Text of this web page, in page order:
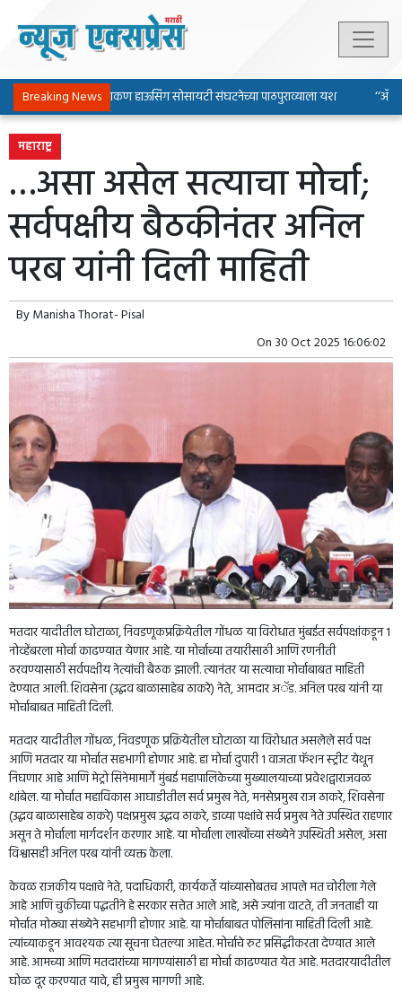
Breaking News
पिंपरी-चिंचवड चाकण हाऊसिंग सोसायटी संघटनेच्या पाठपुराव्याला यश
महाराष्ट्र
…असा असेल सत्याचा मोर्चा;
सर्वपक्षीय बैठकीनंतर अनिल
परब यांनी दिली माहिती
ByManisha Thorat- Pisal
On 30 Oct 2025 16:06:02
मतदार यादीतील घोटाळा, निवडणूकप्रक्रियेतील गोंधळ या विरोधात मुंबईत सर्वपक्षांकडून 1
नोव्हेंबरला मोर्चा काढण्यात येणार आहे. या मोर्चाच्या तयारीसाठी आणि रणनीती
ठरवण्यासाठी सर्वपक्षीय नेत्यांची बैठक झाली. त्यानंतर या सत्याचा मोर्चाबाबत माहिती
देण्यात आली. शिवसेना (उद्धव बाळासाहेब ठाकरे) नेते, आमदार अॅड. अनिल परब यांनी या
मोर्चाबाबत माहिती दिली.
मतदार यादीतील गोंधळ, निवडणूक प्रक्रियेतील घोटाळा या विरोधात असलेले सर्व पक्ष
आणि मतदार या मोर्चात सहभागी होणार आहे. हा मोर्चा दुपारी 1 वाजता फॅशन स्ट्रीट येथून
निघणार आहे आणि मेट्रो सिनेमामार्गे मुंबई महापालिकेच्या मुख्यालयाच्या प्रवेशद्वाराजवळ
थांबेल. या मोर्चात महाविकास आघाडीतील सर्व प्रमुख नेते, मनसेप्रमुख राज ठाकरे, शिवसेना
(उद्धव बाळासाहेब ठाकरे) पक्षप्रमुख उद्धव ठाकरे, डाव्या पक्षांचे सर्व प्रमुख नेते उपस्थित राहणार
असून ते मोर्चाला मार्गदर्शन करणार आहे. या मोर्चाला लाखोंच्या संख्येने उपस्थिती असेल, असा
विश्वासही अनिल परब यांनी व्यक्त केला.
केवळ राजकीय पक्षाचे नेते, पदाधिकारी, कार्यकर्ते यांच्यासोबतच आपले मत चोरीला गेले
आहे आणि चुकीच्या पद्धतीने हे सरकार सत्तेत आले आहे, असे ज्यांना वाटते, ती जनताही या
मोर्चात मोठ्या संख्येने सहभागी होणार आहे. या मोर्चाबाबत पोलिसांना माहिती दिली आहे.
त्यांच्याकडून आवश्यक त्या सूचना घेतल्या आहेत. मोर्चाचे रुट प्रसिद्धीकरता देण्यात आले
आहे. आमच्या आणि मतदारांच्या मागण्यांसाठी हा मोर्चा काढण्यात येत आहे. मतदारयादीतील
घोळ दूर करण्यात यावे, ही प्रमुख मागणी आहे.